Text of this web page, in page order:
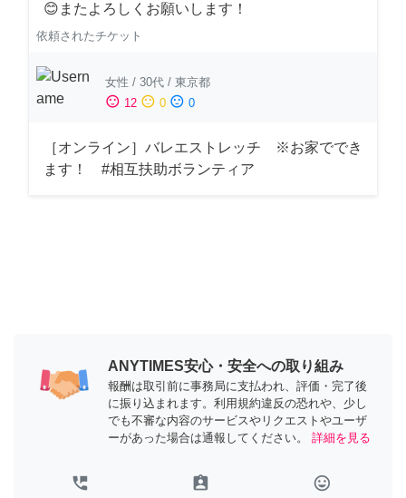
😊またよろしくお願いします！
依頼されたチケット
女性 / 30代 / 東京都
sentiment_satisfied 12 sentiment_neutral 0 sentiment_dissatisfied 0
［オンライン］バレエストレッチ ※お家ででき
ます！ #相互扶助ボランティア
ANYTIMES安心・安全への取り組み
報酬は取引前に事務局に支払われ、評価・完了後
に振り込まれます。利用規約違反の恐れや、少し
でも不審な内容のサービスやリクエストやユーザ
ーがあった場合は通報してください。
詳細を見る
perm_phone_msg assignment_ind tag_faces